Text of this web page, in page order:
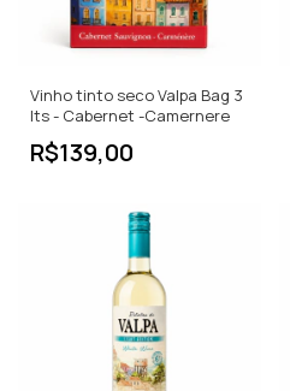
Vinho tinto seco Valpa Bag 3
lts - Cabernet -Camernere
R$139,00